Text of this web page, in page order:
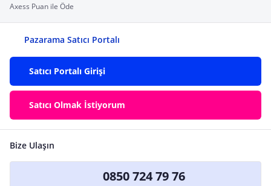
Axess Puan ile Öde
Pazarama Satıcı Portalı
Satıcı Portalı Girişi
Satıcı Olmak İstiyorum
Bize Ulaşın
0850 724 79 76